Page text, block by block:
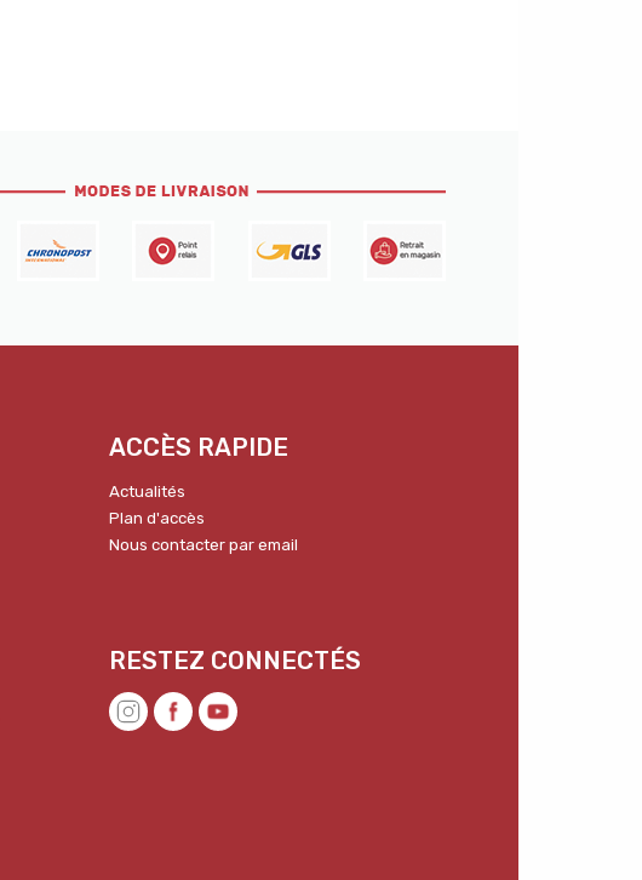
ACCÈS RAPIDE
Actualités
Plan d'accès
Nous contacter par email